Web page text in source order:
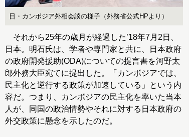
日・カンボジア外相会談の様子（外務省公式HPより）
それから25年の歳月が経過した’18年7月2日、
日本。明石氏は、学者や専門家と共に、日本政府
の政府開発援助(ODA)についての提言書を河野太
郎外務大臣宛てに提出した。「カンボジアでは、
民主化と逆行する政策が加速している」という内
容だ。つまり、カンボジアの民主化を率いた当本
人が、同国の政治情勢やそれに対する日本政府の
外交政策に懸念を示したのだ。